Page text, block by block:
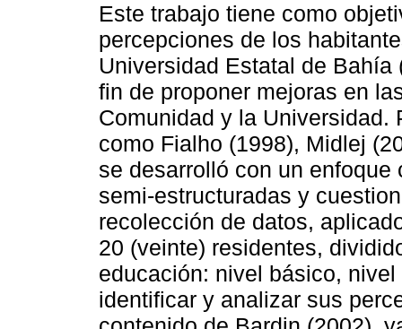
Este trabajo tiene como
percepciones de los
Universidad Estatal de
fin de proponer mejoras en
Comunidad y la Universidad.
como Fialho (1998), Midlej
se desarrolló con un
semi-estructuradas y
recolección de datos,
20 (veinte) residentes,
educación: nivel básico,
identificar y analizar sus